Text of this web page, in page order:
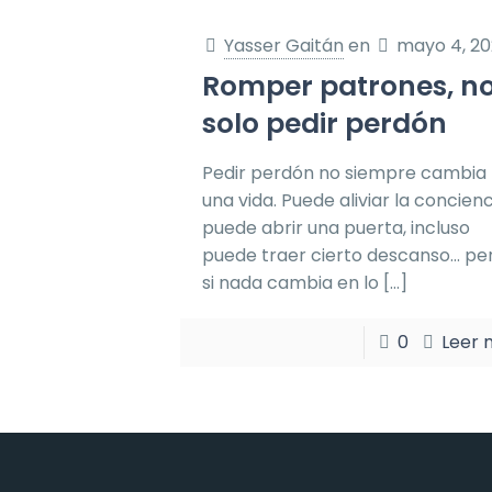
Yasser Gaitán en mayo 4,
Romper patrones,
solo pedir perdón
Pedir perdón no siempre cambia
una vida. Puede aliviar la
puede abrir una puerta, incluso
puede traer cierto descanso…
si nada cambia en lo […]
0 Leer